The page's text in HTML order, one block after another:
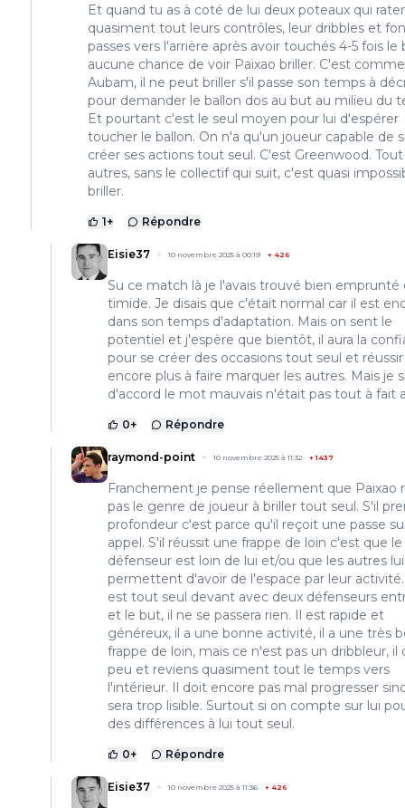
Et quand tu as à coté de lui deux poteaux qui
quasiment tout leurs contrôles, leur dribbles et
passes vers l'arrière après avoir touchés 4-5 fois le
aucune chance de voir Paixao briller. C'est
Aubam, il ne peut briller s'il passe son temps à
pour demander le ballon dos au but au milieu du
Et pourtant c'est le seul moyen pour lui d'espérer
toucher le ballon. On n'a qu'un joueur capable de
créer ses actions tout seul. C'est Greenwood.
autres, sans le collectif qui suit, c'est quasi
briller.
1+ Répondre
Eisie37 10 novembre 2025 à 00:19 + 426
Su ce match là je l'avais trouvé bien emprunté
timide. Je disais que c'était normal car il est
dans son temps d'adaptation. Mais on sent le
potentiel et j'espère que bientôt, il aura la
pour se créer des occasions tout seul et réussir
encore plus à faire marquer les autres. Mais je
d'accord le mot mauvais n'était pas tout à fait
0+ Répondre
raymond-point 10 novembre 2025 à 11:32 +1437
Franchement je pense réellement que Paixao
pas le genre de joueur à briller tout seul. S'il
profondeur c'est parce qu'il reçoit une passe
appel. S'il réussit une frappe de loin c'est que le
défenseur est loin de lui et/ou que les autres lui
permettent d'avoir de l'espace par leur activité.
est tout seul devant avec deux défenseurs
et le but, il ne se passera rien. Il est rapide et
généreux, il a une bonne activité, il a une très
frappe de loin, mais ce n'est pas un dribbleur, il
peu et reviens quasiment tout le temps vers
l'intérieur. Il doit encore pas mal progresser
sera trop lisible. Surtout si on compte sur lui
des différences à lui tout seul.
0+ Répondre
Eisie37 10 novembre 2025 à 11:36 + 426